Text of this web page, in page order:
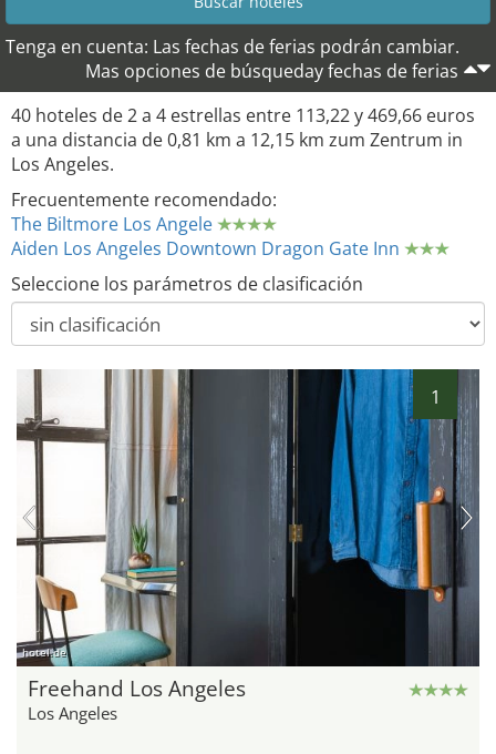
Tenga en cuenta: Las fechas de ferias podrán cambiar.
Mas opciones de búsqueday fechas de ferias
40 hoteles de 2 a 4 estrellas entre 113,22 y 469,66 euros
a una distancia de 0,81 km a 12,15 km zum Zentrum in
Los Angeles.
Frecuentemente recomendado:
The Biltmore Los Angele
Aiden Los Angeles Downtown Dragon Gate Inn
Seleccione los parámetros de clasificación
1
hotel.de
Freehand Los Angeles
Los Angeles